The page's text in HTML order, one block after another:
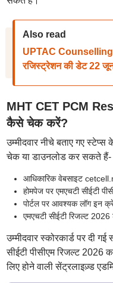
Also read
UPTAC Counselling
रजिस्ट्रेशन की डेट 22
MHT CET PCM
कैसे चेक करें?
उम्मीदवार नीचे बताए गए
चेक या डाउनलोड कर सकते हैं-
आधिकारिक वेबसाइट
होमपेज पर एमएचटी सीईटी
पोर्टल पर आवश्यक लॉग इन
एमएचटी सीईटी रिजल्ट
उम्मीदवार स्कोरकार्ड पर दी
सीईटी पीसीएम रिजल्ट 2026
लिए होने वाली सेंट्रलाइज़्ड